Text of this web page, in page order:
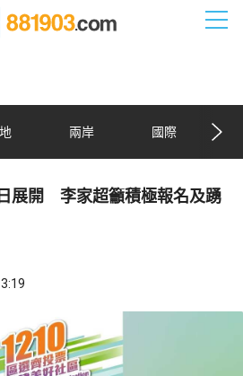
兩岸 國際
展開 李家超籲積極報名及踴